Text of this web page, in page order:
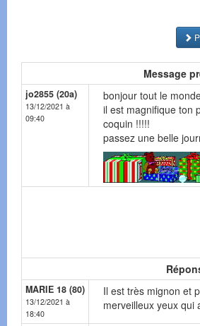
Message
jo2855 (20a)
13/12/2021 à
09:40
bonjour tout le
il est magnifique ton
coquin !!!!!
passez une belle
MARIE 18 (80)
13/12/2021 à
18:40
Il est très mignon et
merveilleux yeux qui